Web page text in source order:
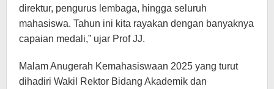
direktur, pengurus lembaga, hingga seluruh
mahasiswa. Tahun ini kita rayakan dengan banyaknya
capaian medali,” ujar Prof JJ.
Malam Anugerah Kemahasiswaan 2025 yang turut
dihadiri Wakil Rektor Bidang Akademik dan